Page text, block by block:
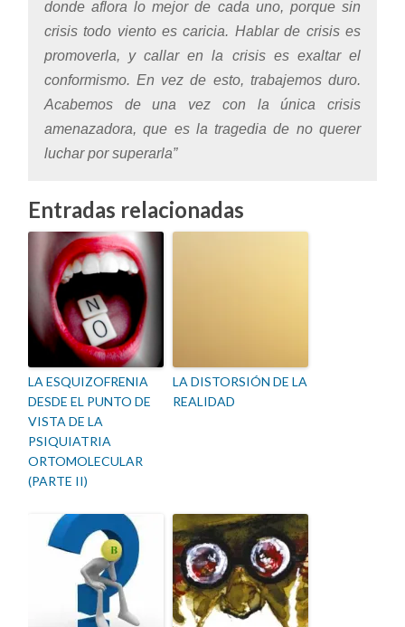
donde aflora lo mejor de cada uno, porque sin
crisis todo viento es caricia. Hablar de crisis es
promoverla, y callar en la crisis es exaltar el
conformismo. En vez de esto, trabajemos duro.
Acabemos de una vez con la única crisis
amenazadora, que es la tragedia de no querer
luchar por superarla”
Entradas relacionadas
LA ESQUIZOFRENIA
DESDE EL PUNTO DE
VISTA DE LA
PSIQUIATRIA
ORTOMOLECULAR
(PARTE II)
LA DISTORSIÓN DE LA
REALIDAD